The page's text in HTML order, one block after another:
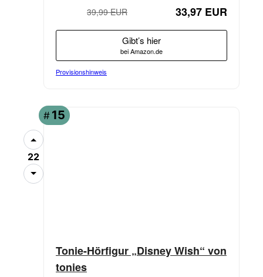
39,99 EUR 33,97 EUR
Gibt’s hier
bei Amazon.de
Provisionshinweis
# 15
22
Tonie-Hörfigur „Disney Wish“ von
tonies